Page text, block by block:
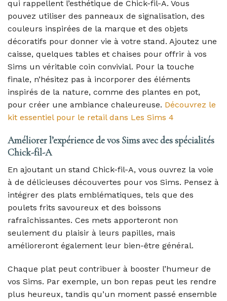
qui rappellent l’esthétique de Chick-fil-A. Vous
pouvez utiliser des panneaux de signalisation, des
couleurs inspirées de la marque et des objets
décoratifs pour donner vie à votre stand. Ajoutez une
caisse, quelques tables et chaises pour offrir à vos
Sims un véritable coin convivial. Pour la touche
finale, n’hésitez pas à incorporer des éléments
inspirés de la nature, comme des plantes en pot,
pour créer une ambiance chaleureuse. Découvrez le
kit essentiel pour le retail dans Les Sims 4
Améliorer l’expérience de vos Sims avec des spécialités
Chick-fil-A
En ajoutant un stand Chick-fil-A, vous ouvrez la voie
à de délicieuses découvertes pour vos Sims. Pensez à
intégrer des plats emblématiques, tels que des
poulets frits savoureux et des boissons
rafraîchissantes. Ces mets apporteront non
seulement du plaisir à leurs papilles, mais
amélioreront également leur bien-être général.
Chaque plat peut contribuer à booster l’humeur de
vos Sims. Par exemple, un bon repas peut les rendre
plus heureux, tandis qu’un moment passé ensemble